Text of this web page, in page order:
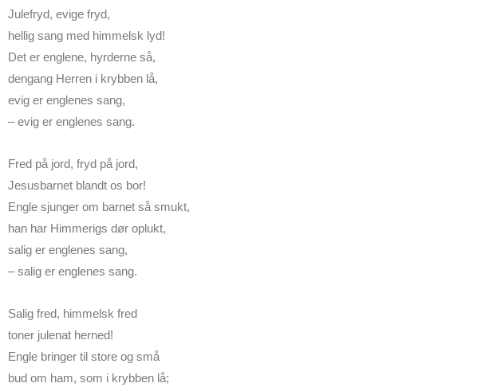
Julefryd, evige fryd,
hellig sang med himmelsk lyd!
Det er englene, hyrderne så,
dengang Herren i krybben lå,
evig er englenes sang,
– evig er englenes sang.
Fred på jord, fryd på jord,
Jesusbarnet blandt os bor!
Engle sjunger om barnet så smukt,
han har Himmerigs dør oplukt,
salig er englenes sang,
– salig er englenes sang.
Salig fred, himmelsk fred
toner julenat herned!
Engle bringer til store og små
bud om ham, som i krybben lå;